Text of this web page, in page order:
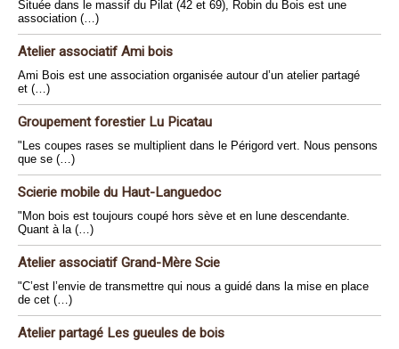
Située dans le massif du Pilat (42 et 69), Robin du Bois est une
association (…)
Atelier associatif Ami bois
Ami Bois est une association organisée autour d’un atelier partagé
et (…)
Groupement forestier Lu Picatau
"Les coupes rases se multiplient dans le Périgord vert. Nous pensons
que se (…)
Scierie mobile du Haut-Languedoc
"Mon bois est toujours coupé hors sève et en lune descendante.
Quant à la (…)
Atelier associatif Grand-Mère Scie
"C’est l’envie de transmettre qui nous a guidé dans la mise en place
de cet (…)
Atelier partagé Les gueules de bois